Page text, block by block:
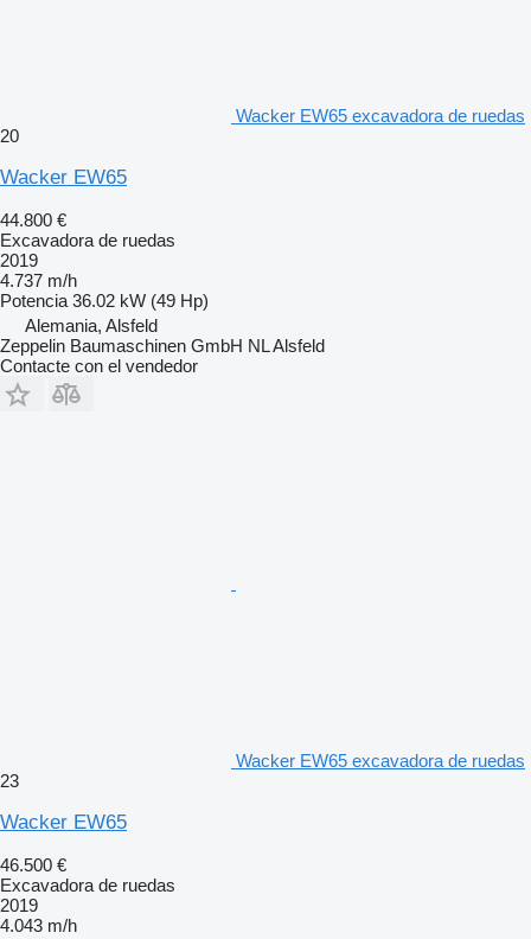
Wacker EW65 excavadora de ruedas
20
Wacker EW65
44.800 €
Excavadora de ruedas
2019
4.737 m/h
Potencia 36.02 kW (49 Hp)
Alemania, Alsfeld
Zeppelin Baumaschinen GmbH NL Alsfeld
Contacte con el vendedor
Wacker EW65 excavadora de ruedas
23
Wacker EW65
46.500 €
Excavadora de ruedas
2019
4.043 m/h